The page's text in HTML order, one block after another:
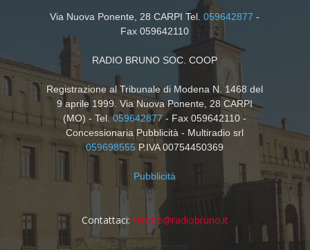
Via Nuova Ponente, 28 CARPI Tel.059642877 -
Fax 059642110
RADIO BRUNO SOC. COOP
Registrazione al Tribunale di Modena N. 1468 del
9 aprile 1999. Via Nuova Ponente, 28 CARPI
(MO) - Tel.059642877- Fax 059642110 -
Concessionaria Pubblicità - Multiradio srl
059698555 P.IVA 00754450369
Pubblicità
Contattaci: tempo@radiobruno.it